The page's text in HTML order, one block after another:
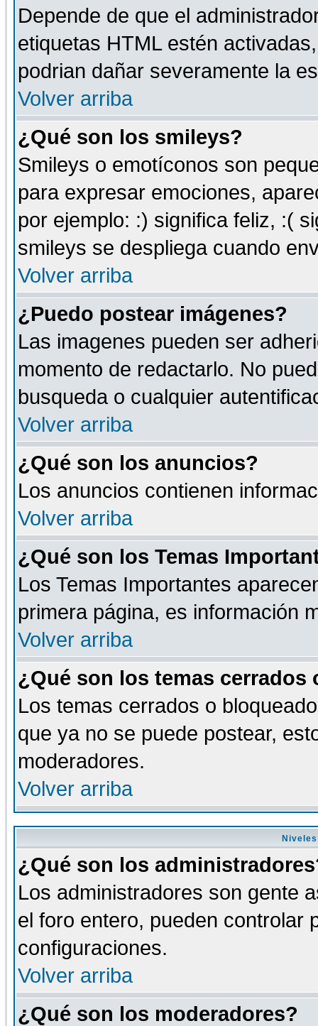
Depende de que el
etiquetas HTML estén
podrian dañar severamente la
Volver arriba
¿Qué son los smileys?
Smileys o emotíconos son
para expresar emociones,
por ejemplo: :) significa feliz, :(
smileys se despliega cuando
Volver arriba
¿Puedo postear imágenes?
Las imagenes pueden ser
momento de redactarlo. No
busqueda o cualquier
Volver arriba
¿Qué son los anuncios?
Los anuncios contienen
Volver arriba
¿Qué son los Temas
Los Temas Importantes
primera página, es información
Volver arriba
¿Qué son los temas cerrados
Los temas cerrados o
que ya no se puede postear,
moderadores.
Volver arriba
¿Qué son los
Los administradores son gente
el foro entero, pueden controlar
configuraciones.
Volver arriba
¿Qué son los moderadores?